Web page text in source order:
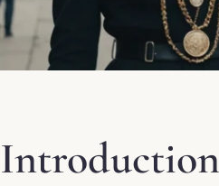
Introduction